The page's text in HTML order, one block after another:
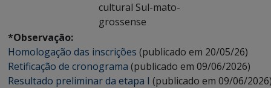
cultural Sul-mato-
grossense
*Observação:
Homologação das inscrições (publicado em 20/05/26)
Retificação de cronograma (publicado em 09/06/2026)
Resultado preliminar da etapa I (publicado em 09/06/